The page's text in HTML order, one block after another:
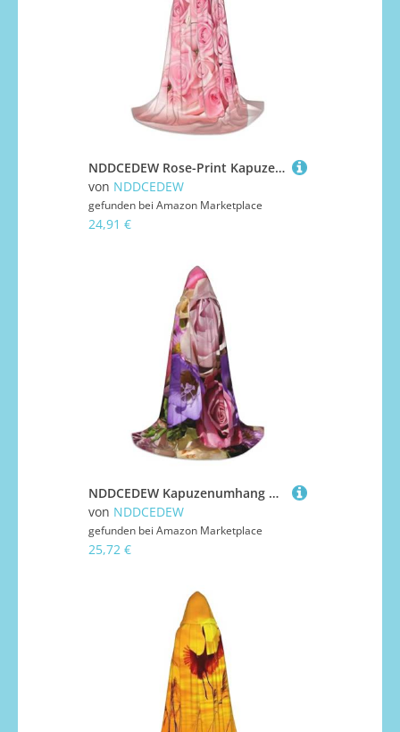
NDDCEDEW Rose-Print Kapuzenumhang für Jugendliche Bodenlang Kapuzenumhang
von NDDCEDEW
gefunden bei Amazon Marketplace
24,91 €
NDDCEDEW Kapuzenumhang mit rosa und lila Blumendruck, für Teenager, bodenlanger Kapuzenumhang
von NDDCEDEW
gefunden bei Amazon Marketplace
25,72 €